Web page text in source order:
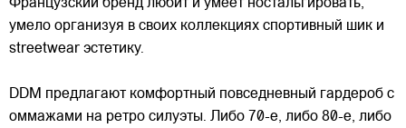
Французский бренд любит и умеет ностальгировать,
умело организуя в своих коллекциях спортивный шик и
streetwear эстетику.
DDM предлагают комфортный повседневный гардероб с
оммажами на ретро силуэты. Либо 70-е, либо 80-е, либо